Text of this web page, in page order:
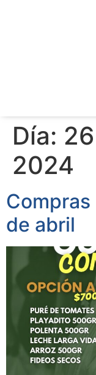
Día:
2024
de abril